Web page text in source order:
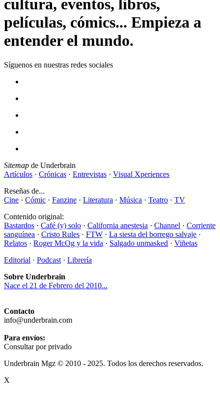
cultura, eventos, libros,
películas, cómics... Empieza a
entender el mundo.
Síguenos en nuestras redes sociales
Sitemap de Underbrain
Artículos · Crónicas · Entrevistas · Visual Xperiences
Reseñas de...
Cine · Cómic · Fanzine · Literatura · Música · Teatro · TV
Contenido original:
Bastardos · Café (y) solo · California anestesia · Channel · Corriente
sanguínea · Cristo Rules · FTW · La siesta del borrego salvaje ·
Relatos · Roger McOg y la vida · Salgado unmasked · Viñetas
Editorial · Podcast · Librería
Sobre Underbrain
Nace el 21 de Febrero del 2010...
Contacto
info@underbrain.com
Para envíos:
Consultar por privado
Underbrain Mgz © 2010 - 2025. Todos los derechos reservados.
X